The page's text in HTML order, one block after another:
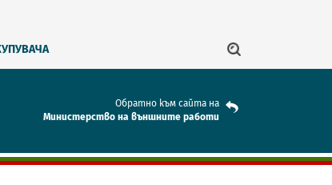
Обратно към сайта на
Mинистерство на външните работи